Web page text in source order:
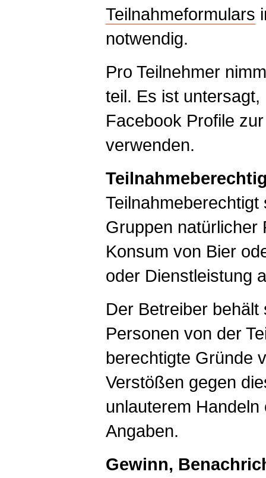
Teilnahmeformulars
notwendig.
Pro Teilnehmer
teil. Es ist
Facebook Profile
verwenden.
Gruppen natürlicher
Konsum von Bier
oder Dienstleistung
Der Betreiber
Personen von der
berechtigte Gründe
Verstößen gegen
unlauterem
Angaben.
Gewinn,